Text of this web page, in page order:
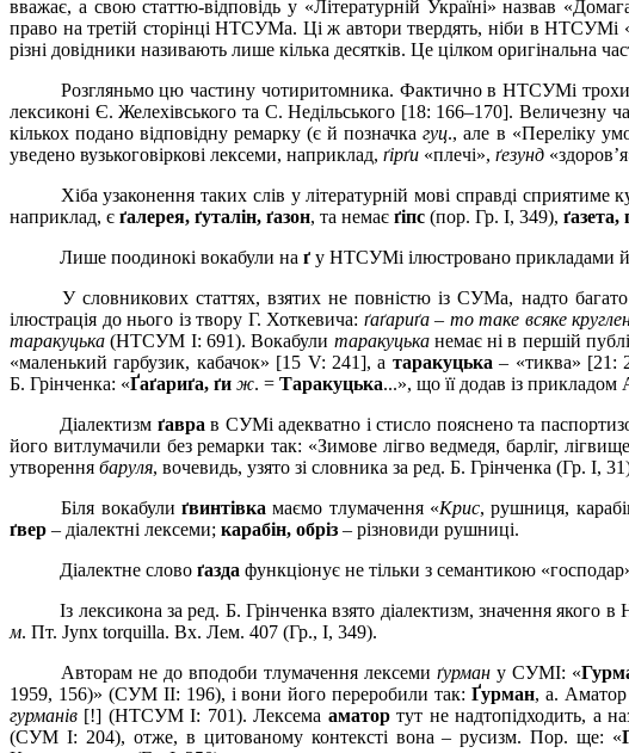
вважає, а свою статтю-відповідь у «Літературній Україні» назвав
право на третій сторінці НТСУМа. Ці ж автори твердять, ніби в НТСУМі
різні довідники називають лише кілька десятків. Це цілком
Розгляньмо цю частину чотиритомника. Фактично в НТСУМі
лексиконі Є. Желехівського та С. Недільського [18: 166–170]. Величезну
кількох подано відповідну ремарку (є й позначкагуц., але в «Переліку
уведено вузькоговіркові лексеми, наприклад, ґірґи «плечі», ґезунд
Хіба узаконення таких слів у літературній мові справді
наприклад, є ґалерея, ґуталін, ґазон, та немає ґіпс (пор. Гр. І, 349), ґазета,
Лише поодинокі вокабули на ґу НТСУМі ілюстровано прикладами й
У словникових статтях, взятих не повністю із СУМа, надто
ілюстрація до нього із твору Г. Хоткевича: ґаґариґа – то таке всяке
таракуцька (НТСУМ І: 691). Вокабули таракуцьканемає ні в першій
«маленький гарбузик, кабачок» [15 V: 241], а таракуцька – «тиква» [21:
Б. Грінченка: «Ґаґариґа, ґи ж. = Таракуцька...», що її додав із прикладом
Діалектизм ґавра в СУМі адекватно і стисло пояснено та
його витлумачили без ремарки так: «Зимове лігво ведмедя, барліг,
утворення баруля, вочевидь, узято зі словника за ред. Б. Грінченка (Гр. І,
Біля вокабули ґвинтівка маємо тлумачення «Крис, рушниця,
ґвер – діалектні лексеми; карабін, обріз – різновиди рушниці.
Діалектне слово ґазда функціонує не тільки з семантикою
Із лексикона за ред. Б. Грінченка взято діалектизм, значення якого
м. Пт. Jynx torquilla. Вх. Лем. 407 (Гр., І, 349).
Авторам не до вподоби тлумачення лексеми ґурману СУМІ: «
1959, 156)» (СУМ II: 196), і вони його переробили так:Ґурман, а. Аматор
гурманів [!] (НТСУМ І: 701). Лексема аматортут не надтопідходить, а
(СУМ І: 204), отже, в цитованому контексті вона – русизм.Пор. ще: «